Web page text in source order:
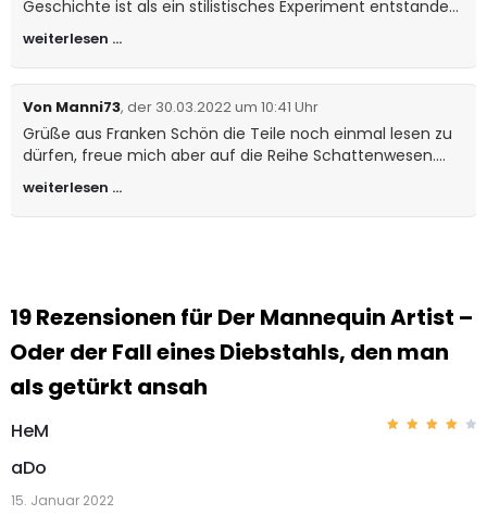
Geschichte ist als ein stilistisches Experiment entstanden.
Was leider nicht funktioniert hat. So habe ich und einer
meiner Helden, das Teil komplett überarbeitet,
bedauerlicherweise sind uns dabei einige Altlasten durch
Version schreiben, die hoffentlich genau dieses Problem
was du angesprochen hast, beseitigt! Solange gibt es nur
diese Version!
weiterlesen …
Von Manni73, der 30.03.2022 um 10:41 Uhr
Grüße aus Franken Schön die Teile noch einmal lesen zu
dürfen, freue mich aber auf die Reihe Schattenwesen.
weiterlesen …
19 Rezensionen für Der Mannequin Artist –
Oder der Fall eines Diebstahls, den man
als getürkt ansah
HeM
aDo
15. Januar 2022